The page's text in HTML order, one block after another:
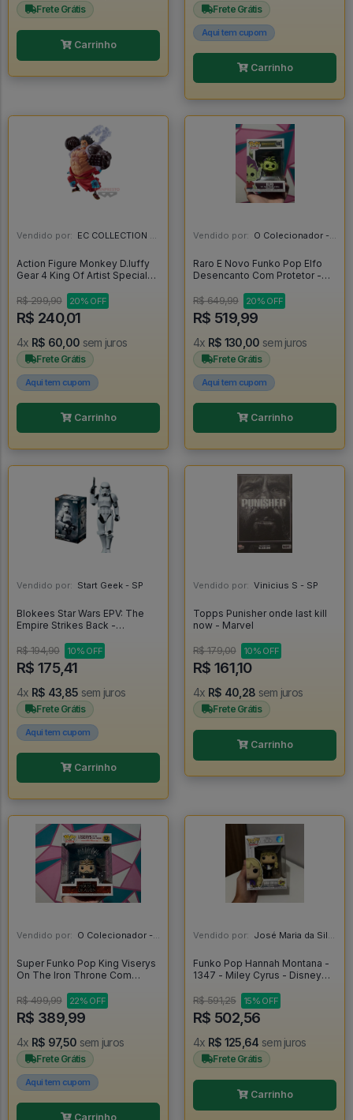
Frete Grátis
Carrinho
Frete Grátis
Aqui tem cupom
Carrinho
Vendido por: EC COLLECTION - SP
Action Figure Monkey D.luffy
Gear 4 King Of Artist Special
One Piece
R$ 299,90 20% OFF
R$ 240,01
4x R$ 60,00 sem juros
Frete Grátis
Aqui tem cupom
Carrinho
Vendido por: O Colecionador - SP
Raro E Novo Funko Pop Elfo
Desencanto Com Protetor -
R$ 649,99
20% OFF
R$ 519,99
4x R$ 130,00 sem juros
Frete Grátis
Aqui tem cupom
Carrinho
Vendido por: Start Geek - SP
Blokees Star Wars EPV: The
Empire Strikes Back -
R$ 194,90
10% OFF
R$ 175,41
4x R$ 43,85 sem juros
Frete Grátis
Aqui tem cupom
Carrinho
Vendido por: Vinicius S - SP
Topps Punisher onde last kill
now - Marvel
R$ 179,00 10% OFF
R$ 161,10
4x R$ 40,28 sem juros
Frete Grátis
Carrinho
Vendido por: O Colecionador - SP
Super Funko Pop King Viserys
On The Iron Throne Com
Dragon #12
R$ 499,99 22% OFF
R$ 389,99
4x R$ 97,50 sem juros
Frete Grátis
Aqui tem cupom
Carrinho
Vendido por: José Maria da Silva Junior - AL
Funko Pop Hannah Montana -
1347 - Miley Cyrus - Disney
R$ 591,25 15% OFF
R$ 502,56
4x R$ 125,64 sem juros
Frete Grátis
Carrinho